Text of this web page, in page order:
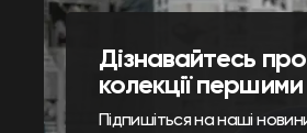
Дізнавайтесь про
колекції першими
Підпишіться на наші